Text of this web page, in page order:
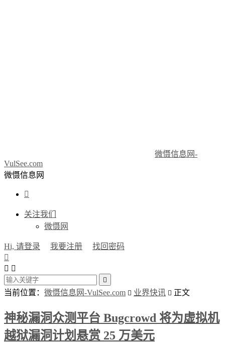
微慑信息网-
VulSee.com
微慑信息网

关注我们
微慑网
Hi, 请登录 我要注册
找回密码

 

当前位置： 微慑信息网-VulSee.com  业界快讯  正文
神秘漏洞众测平台 Bugcrowd 将为虚拟机
越狱漏洞计划悬赏 25 万美元